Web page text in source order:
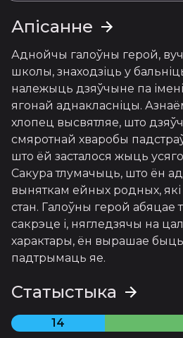
Апісанне
Аднойчы галоўны герой,
школы, знаходзіць у
належыць дзяўчыне па
ягонай аднакласніцы.
хлопец высвятляе, што
смяротнай хваробы
што ёй засталося жыць
Сакура тлумачыць, што ён
выняткам ейных родных,
стан. Галоўны герой абяцае
сакрэце і, нягледзячы на
характары, ён вырашае
падтрымаць яе.
Статыстыка
14